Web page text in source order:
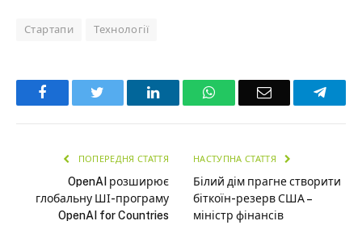
Стартапи Технології
Facebook LinkedInWhatsAppEmail
ПОПЕРЕДНЯ СТАТТЯ
OpenAI розширює
глобальну ШІ-програму
OpenAI for Countries
НАСТУПНА СТАТТЯ
Білий дім прагне створити
біткоїн-резерв США –
міністр фінансів